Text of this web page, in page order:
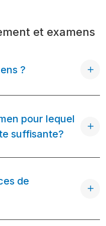
et examens
?
pour lequel
suffisante?
de